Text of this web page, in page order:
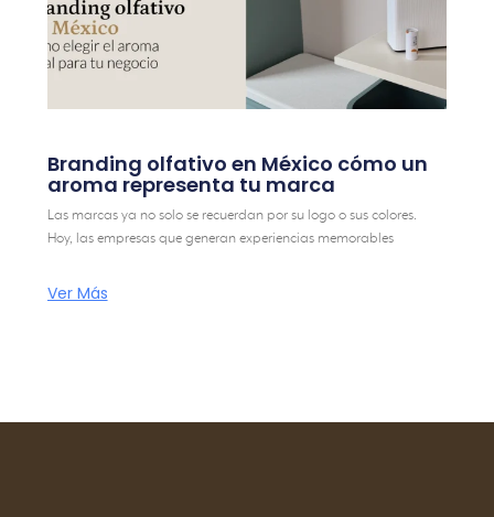
Branding olfativo en México cómo un
aroma representa tu marca
Las marcas ya no solo se recuerdan por su logo o sus colores.
Hoy, las empresas que generan experiencias memorables
Ver Más